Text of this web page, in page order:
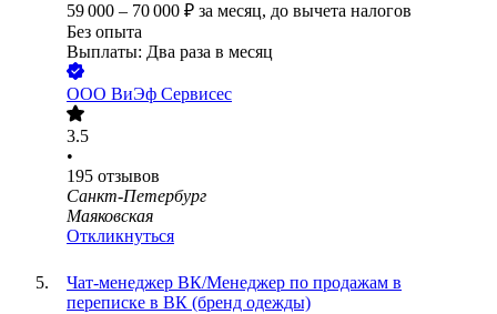
59 000 – 70 000 ₽ за месяц, до вычета налогов
Без опыта
Выплаты: Два раза в месяц
ООО ВиЭф Сервисес
3.5
•
195 отзывов
Санкт-Петербург
Маяковская
Откликнуться
Чат-менеджер ВК/Менеджер по продажам в
переписке в ВК (бренд одежды)